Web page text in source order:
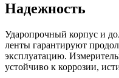
Надежность
Ударопрочный корпус и
ленты гарантируют
эксплуатацию.
устойчиво к коррозии,